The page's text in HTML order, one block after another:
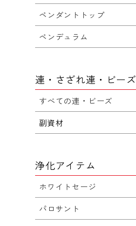
ペンダントトップ
ペンデュラム
連・さざれ連・ビーズ
すべての連・ビーズ
副資材
浄化アイテム
ホワイトセージ
パロサント